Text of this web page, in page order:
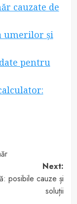
cauzate de
umerilor și
pentru
Next:
posibile cauze și
soluții